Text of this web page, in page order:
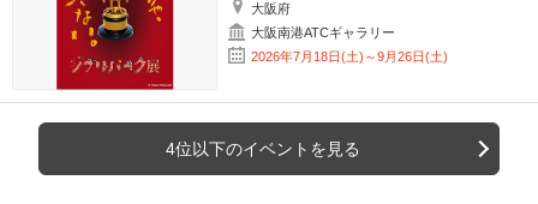
大阪府
大阪南港ATCギャラリー
2026年7月18日(土)～9月26日(土)
4位以下のイベントを見る